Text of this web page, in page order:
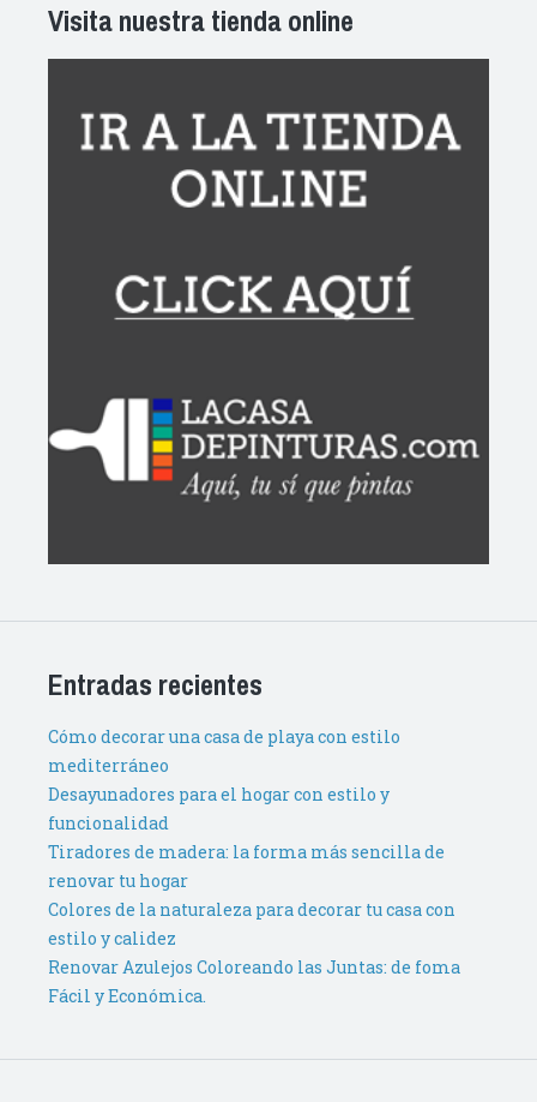
Visita nuestra tienda online
Entradas recientes
Cómo decorar una casa de playa con estilo
mediterráneo
Desayunadores para el hogar con estilo y
funcionalidad
Tiradores de madera: la forma más sencilla de
renovar tu hogar
Colores de la naturaleza para decorar tu casa con
estilo y calidez
Renovar Azulejos Coloreando las Juntas: de foma
Fácil y Económica.